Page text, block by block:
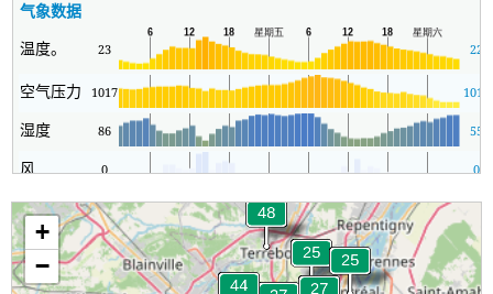
气象数据
温度。
23 22
空气压力 1017 1017
湿度 86 55
风 0 0
+
−